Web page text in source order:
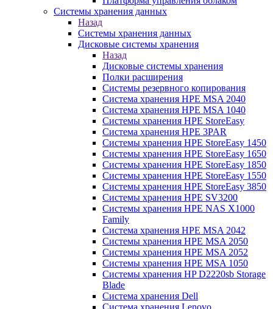
Системы хранения данных
Назад
Системы хранения данных
Дисковые системы хранения
Назад
Дисковые системы хранения
Полки расширения
Системы резервного копирования
Система хранения HPE MSA 2040
Система хранения HPE MSA 1040
Системы хранения HPE StoreEasy
Система хранения HPE 3PAR
Системы хранения HPE StoreEasy 1450
Системы хранения HPE StoreEasy 1650
Системы хранения HPE StoreEasy 1850
Системы хранения HPE StoreEasy 1550
Системы хранения HPE StoreEasy 3850
Системы хранения HPE SV3200
Системы хранения HPE NAS X1000
Family
Система хранения HPE MSA 2042
Системы хранения HPE MSA 2050
Системы хранения HPE MSA 2052
Системы хранения HPE MSA 1050
Системы хранения HP D2220sb Storage
Blade
Система хранения Dell
Система хранения Lenovo